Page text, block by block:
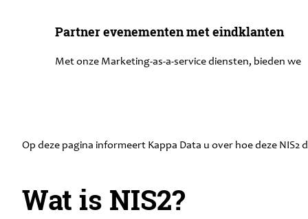
Partner evenementen met eindklanten
Met onze Marketing-as-a-service diensten, bieden
Op deze pagina informeert Kappa Data u over hoe deze
Wat is NIS2?